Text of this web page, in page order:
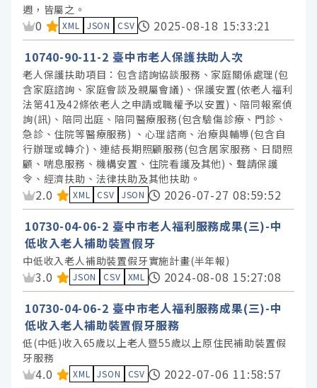
週，皆屬之。
資料集評分：
0 XML JSON CSV
2025-08-18 15:33:21
10740-90-11-2 臺中市老人保護扶助人次
老人保護扶助項目：包含諮詢協談服務、家庭關係處理(包
含家庭諮詢、家庭會談及親屬會議)、保護安置(依老人福利
法第41及42條依老人之申請或職權予以安置)、陪同報案偵
詢(訊)、陪同出庭、陪同醫療服務(包含驗傷診療、門診、
急診、住院等醫療服務) 、心理諮商、治療與輔導(包含自
行辦理或轉介)、連結長期照顧服務(包含居家服務、日間照
顧、喘息服務、機構安置、住院看護及其他)、聲請保護
令、經濟扶助、法律扶助及其他扶助。
資料集評分：
2.0 XML CSV JSON
2026-07-27 08:59:52
10730-04-06-2 臺中市老人福利服務成果(三)-中
低收入老人補助裝置假牙
中低收入老人補助裝置假牙實施計畫(半年報)
資料集評分：
3.0 JSON CSV XML
2024-08-08 15:27:08
10730-04-06-2 臺中市老人福利服務成果(三)-中
低收入老人補助裝置假牙服務
低(中低)收入65歲以上老人暨55歲以上原住民補助裝置假
牙服務
資料集評分：
4.0 XML JSON CSV
2022-07-06 11:58:57